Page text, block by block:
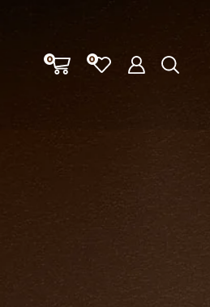
0
0